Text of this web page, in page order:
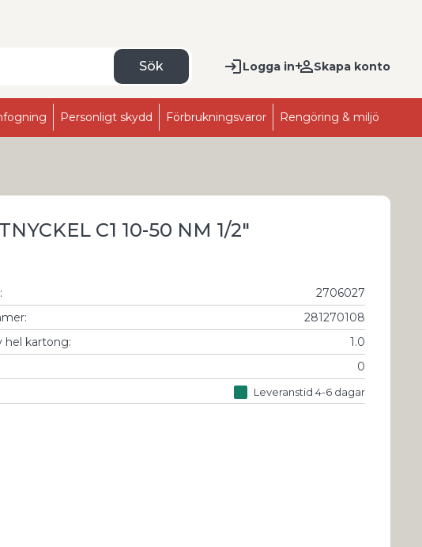
Sök Logga in Skapa konto
Personligt skydd Förbrukningsvaror Rengöring & miljö
C1 10-50 NM 1/2"
:
2706027
:
281270108
hel kartong:
1.0
0
Leveranstid 4-6 dagar